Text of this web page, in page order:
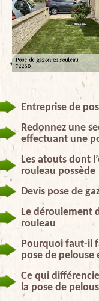
Entreprise de
Redonnez une
effectuant une
Les atouts dont
rouleau possède
Devis pose de
Le déroulement
rouleau
Pourquoi faut-il
pose de pelouse
Ce qui
la pose de